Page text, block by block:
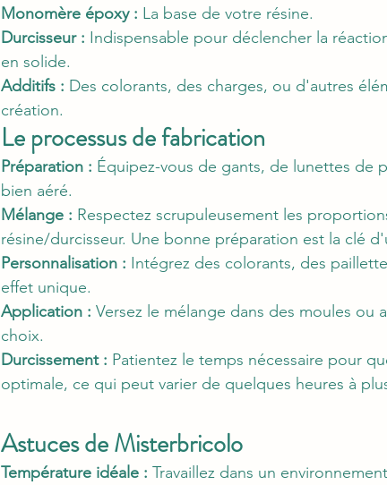
Monomère époxy : La base de votre résine.
Durcisseur : Indispensable pour déclencher la
en solide.
Additifs : Des colorants, des charges, ou d'autres
création.
Le processus de fabrication
Préparation : Équipez-vous de gants, de lunettes de
bien aéré.
Mélange : Respectez scrupuleusement les
résine/durcisseur. Une bonne préparation est la clé
Personnalisation : Intégrez des colorants, des
effet unique.
Application : Versez le mélange dans des moules ou
choix.
Durcissement : Patientez le temps nécessaire pour
optimale, ce qui peut varier de quelques heures à
Astuces de Misterbricolo
Température idéale : Travaillez dans un